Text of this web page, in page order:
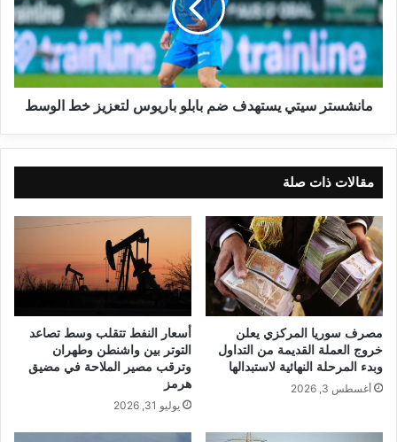
مانشستر سيتي يستهدف ضم بابلو باريوس لتعزيز خط الوسط
مقالات ذات صلة
مصرف سوريا المركزي يعلن
خروج العملة القديمة من التداول
وبدء المرحلة النهائية لاستبدالها
أغسطس 3, 2026
أسعار النفط تتقلب وسط تصاعد
التوتر بين واشنطن وطهران
وترقب مصير الملاحة في مضيق
هرمز
يوليو 31, 2026